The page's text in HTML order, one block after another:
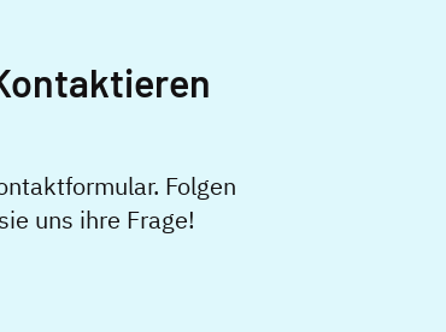
Folgen
uns ihre Frage!